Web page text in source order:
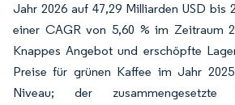
Jahr 2026 auf 47,29 Milliarden USD bis
einer CAGR von 5,60 % im Zeitraum
Knappes Angebot und erschöpfte
Preise für grünen Kaffee im Jahr
Niveau; der zusammengesetzte